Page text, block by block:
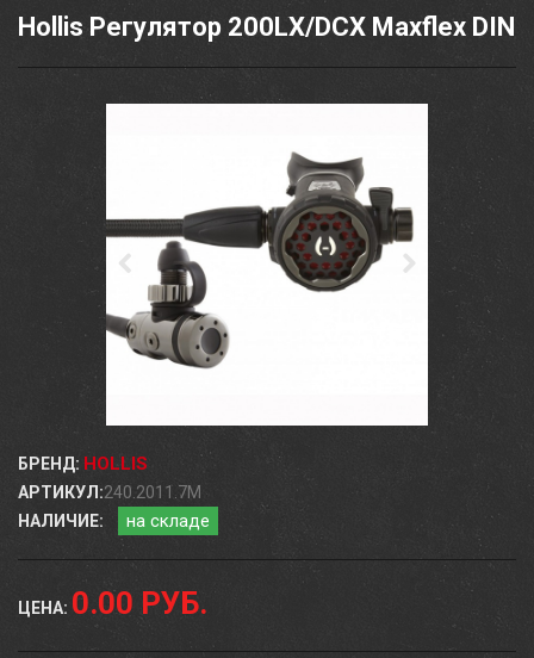
Hollis Регулятор 200LX/DCX Maxflex DIN
БРЕНД: HOLLIS
АРТИКУЛ:240.2011.7M
НАЛИЧИЕ:
на складе
ЦЕНА: 0.00 РУБ.